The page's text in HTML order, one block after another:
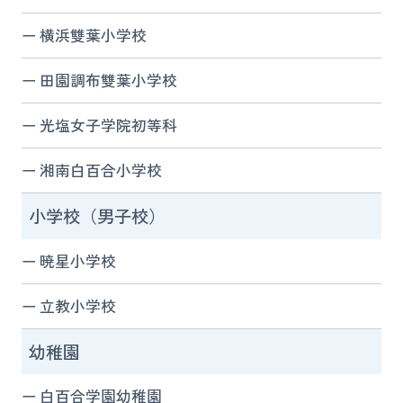
横浜雙葉小学校
田園調布雙葉小学校
光塩女子学院初等科
湘南白百合小学校
小学校（男子校）
暁星小学校
立教小学校
幼稚園
白百合学園幼稚園